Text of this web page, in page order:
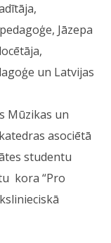
Jāzepa
un Latvijas
Mūzikas un
asociētā
studentu
kora “Pro